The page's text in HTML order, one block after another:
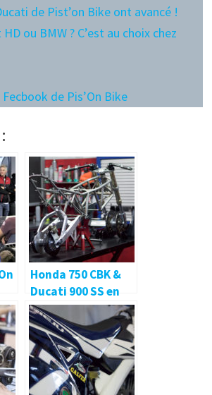
de Pist’on Bike ont avancé !
ou BMW ? C’est au choix chez
de Pis’On Bike
Honda 750 CBK &
Ducati 900 SS en
préparation chez
Pist’On Bike !